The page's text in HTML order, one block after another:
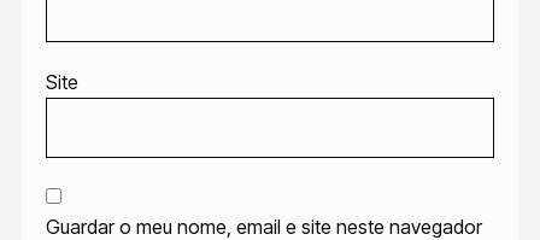
Site
Guardar o meu nome, email e site neste navegador